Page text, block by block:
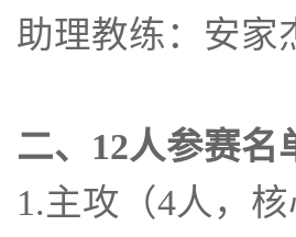
助理教练：安家
二、12人参赛名
1.主攻（4人，核